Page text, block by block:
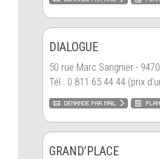
DIALOGUE
50 rue Marc Sangnier -
Tél : 0 811 65 44 44 (prix
GRAND’PLACE